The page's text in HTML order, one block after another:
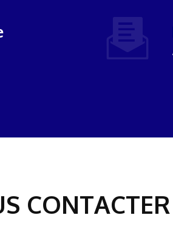
CONTACTER